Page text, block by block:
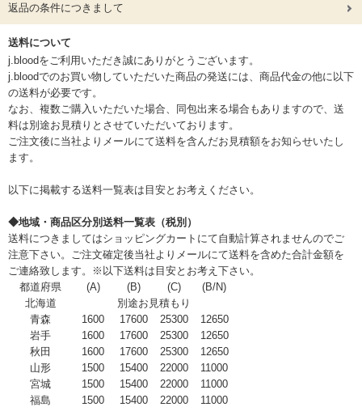
返品の条件につきまして
送料について
j.bloodをご利用いただき誠にありがとうございます。
j.bloodでのお買い物していただいた商品の発送には、商品代金の他に以下
の送料が必要です。
なお、複数ご購入いただいた場合、同包出来る場合もありますので、送
料は別途お見積りとさせていただいております。
ご注文後に当社よりメールにて送料を含んだお見積額をお知らせいたし
ます。
以下に掲載する送料一覧表は目安とお考えください。
◆地域・商品区分別送料一覧表（税別）
送料につきましてはショッピングカートにて自動計算されませんのでご
注意下さい。ご注文確定後当社よりメールにて送料を含めた合計金額を
ご連絡致します。※以下送料は目安とお考え下さい。
都道府県
(A) (B) (C)
(B/N)
北海道
別途お見積もり
青森
1600 17600 25300
12650
岩手
1600 17600 25300
12650
秋田
1600 17600 25300
12650
山形
1500 15400 22000
11000
宮城
1500 15400 22000
11000
福島
1500 15400 22000
11000